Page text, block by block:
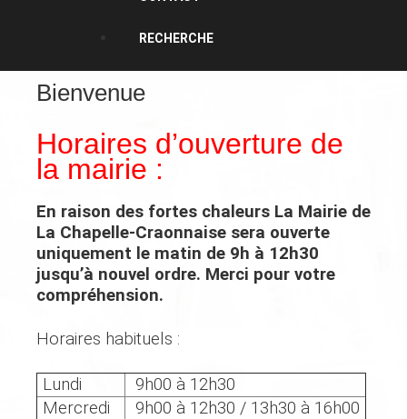
RECHERCHE
Bienvenue
Horaires d’ouverture de
la mairie :
En raison des fortes chaleurs La Mairie de
La Chapelle-Craonnaise sera ouverte
uniquement le matin de 9h à 12h30
jusqu’à nouvel ordre. Merci pour votre
compréhension.
Horaires habituels :
Lundi
9h00 à 12h30
Mercredi
9h00 à 12h30 / 13h30 à 16h00